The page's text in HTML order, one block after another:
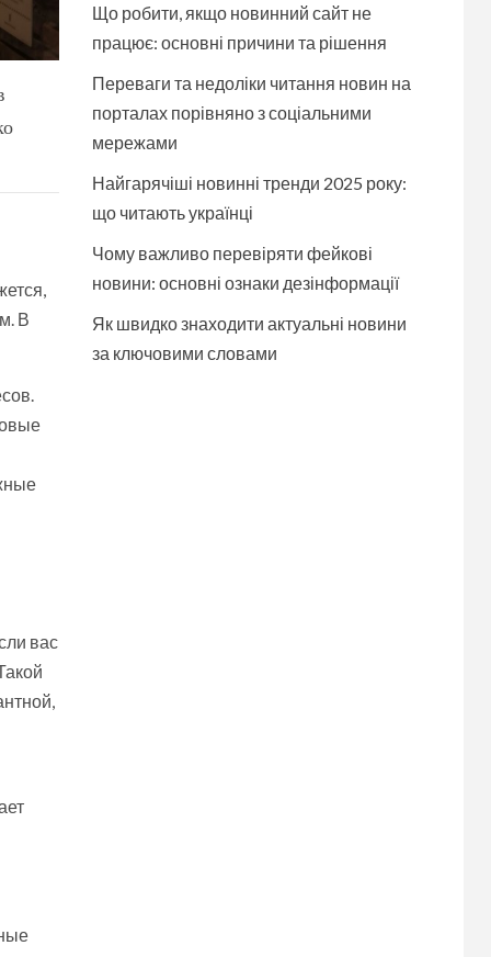
В
вас
Що робити, якщо новинний сайт не
працює: основні причини та рішення
Переваги та недоліки читання новин на
порталах порівняно з соціальними
мережами
Найгарячіші новинні тренди 2025 року:
що читають українці
Чому важливо перевіряти фейкові
новини: основні ознаки дезінформації
Як швидко знаходити актуальні новини
за ключовими словами